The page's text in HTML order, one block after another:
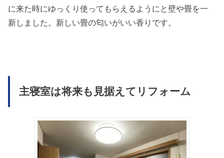
に来た時にゆっくり使ってもらえるようにと壁や畳を一
新しました。新しい畳の匂いがいい香りです。
主寝室は将来も見据えてリフォーム